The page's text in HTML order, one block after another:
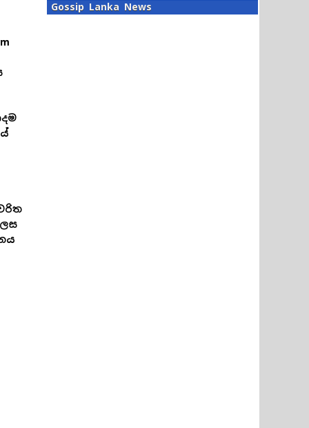
Gossip Lanka News